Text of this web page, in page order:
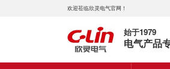
欢迎莅临欣灵电气官网！
始于1979
电气产品